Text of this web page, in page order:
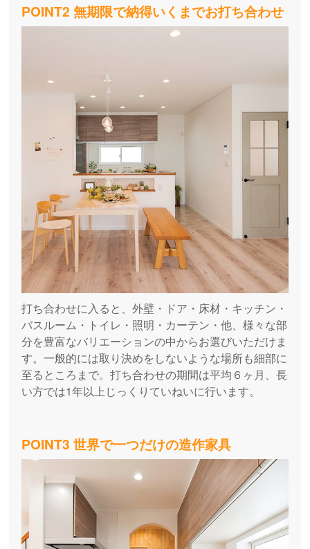
POINT2 無期限で納得いくまでお打ち合わせ
打ち合わせに入ると、外壁・ドア・床材・キッチン・
バスルーム・トイレ・照明・カーテン・他、様々な部
分を豊富なバリエーションの中からお選びいただけま
す。一般的には取り決めをしないような場所も細部に
至るところまで。打ち合わせの期間は平均６ヶ月、長
い方では1年以上じっくりていねいに行います。
POINT3 世界で一つだけの造作家具